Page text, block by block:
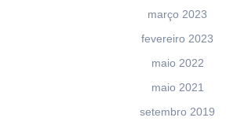
março 2023
fevereiro 2023
maio 2022
maio 2021
setembro 2019